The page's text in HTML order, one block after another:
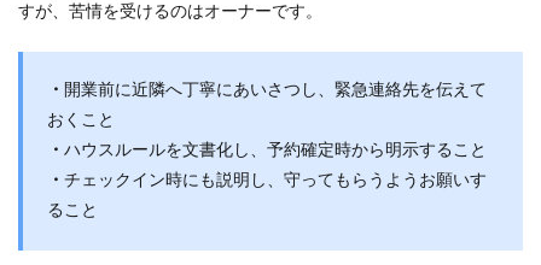
すが、苦情を受けるのはオーナーです。
・ 開業前に近隣へ丁寧にあいさつし、緊急連絡先を伝えて
おくこと
・ ハウスルールを文書化し、予約確定時から明示すること
・ チェックイン時にも説明し、守ってもらうようお願いす
ること